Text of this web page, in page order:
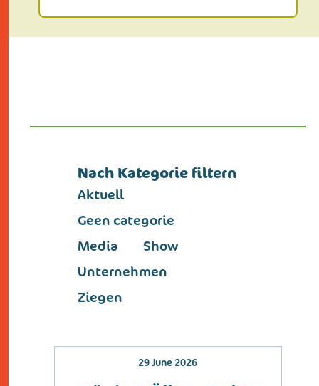
Nach Kategorie filtern
Aktuell
Geen categorie
Media
Show
Unternehmen
Ziegen
29 June 2026